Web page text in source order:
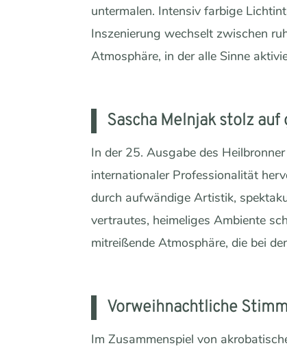
untermalen. Intensiv farbige
Inszenierung wechselt zwischen
Atmosphäre, in der alle Sinne
Sascha Melnjak stolz
In der 25. Ausgabe des
internationaler Professionalität
durch aufwändige Artistik,
vertrautes, heimeliges Ambiente
mitreißende Atmosphäre, die bei
Vorweihnachtliche
Im Zusammenspiel von